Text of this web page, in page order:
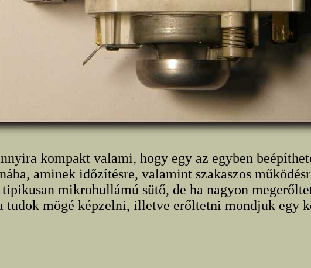
kompakt valami, hogy egy az egyben
aminek időzítésre, valamint szakaszos
tipikusan mikrohullámú sütő, de ha nagyon
tudok mögé képzelni, illetve erőltetni mondjuk egy